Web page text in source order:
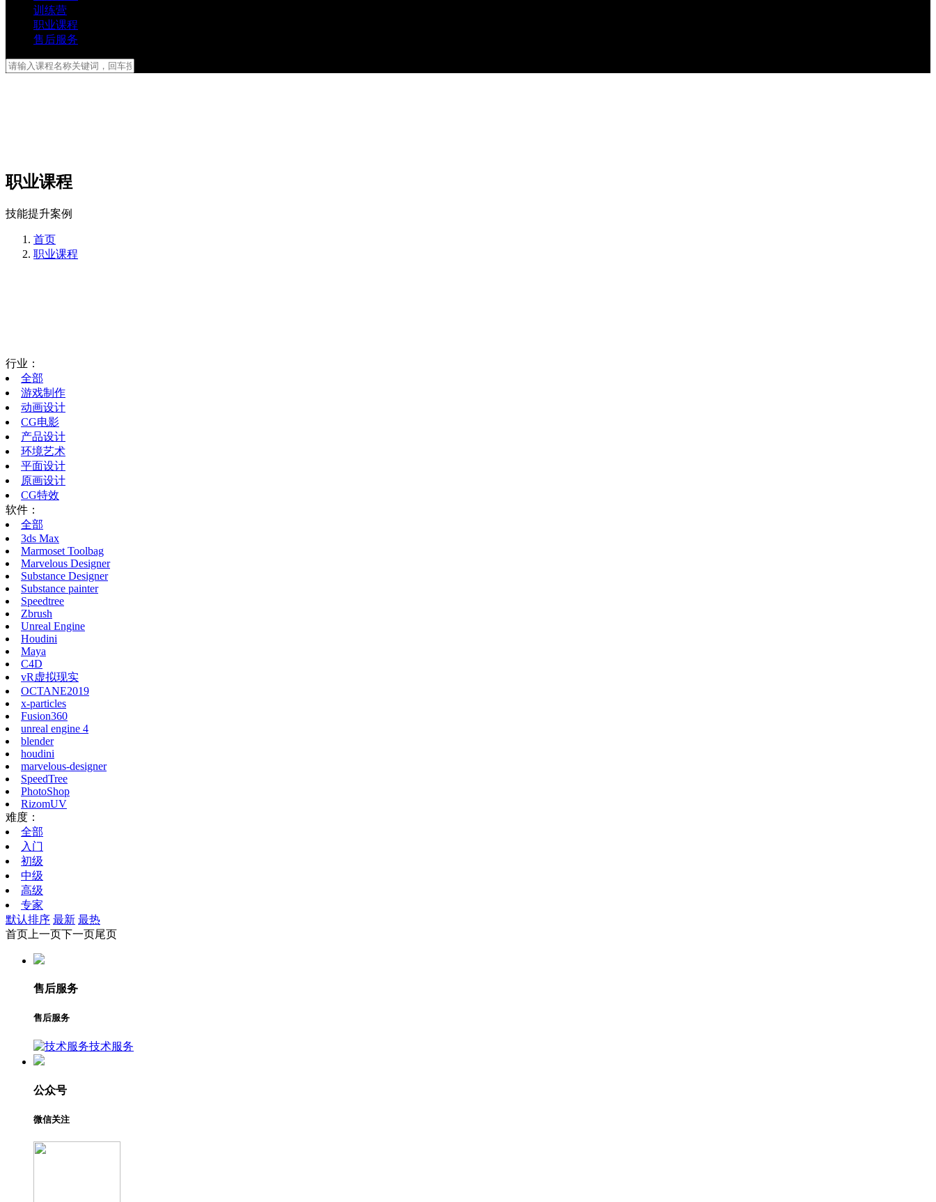
训练营
职业课程
售后服务
职业课程
技能提升案例
首页
职业课程
行业：
全部
游戏制作
动画设计
CG电影
产品设计
环境艺术
平面设计
原画设计
CG特效
软件：
全部
3ds Max
Marmoset Toolbag
Marvelous Designer
Substance Designer
Substance painter
Speedtree
Zbrush
Unreal Engine
Houdini
Maya
C4D
vR虚拟现实
OCTANE2019
x-particles
Fusion360
unreal engine 4
blender
houdini
marvelous-designer
SpeedTree
PhotoShop
RizomUV
难度：
全部
入门
初级
中级
高级
专家
默认排序 最新 最热
首页 上一页下一页尾页
售后服务
售后服务
技术服务
公众号
微信关注